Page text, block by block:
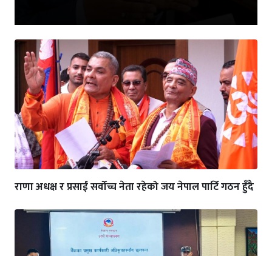
राणा अधक्ष र प्रसाईं सर्वोच्च नेता रहेको जय नेपाल पार्टि गठन हुँदै